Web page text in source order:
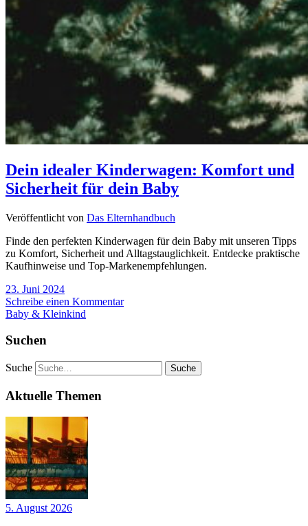
Dein idealer Kinderwagen: Komfort und
Sicherheit für dein Baby
Veröffentlicht von Das Elternhandbuch
Finde den perfekten Kinderwagen für dein Baby mit unseren Tipps
zu Komfort, Sicherheit und Alltagstauglichkeit. Entdecke praktische
Kaufhinweise und Top-Markenempfehlungen.
23. Juni 2024
Schreibe einen Kommentar
Baby & Kleinkind
Suchen
Suche
Aktuelle Themen
5. August 2026